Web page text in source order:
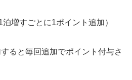
増すごとに1ポイント追加）
ると毎回追加でポイント付与さ